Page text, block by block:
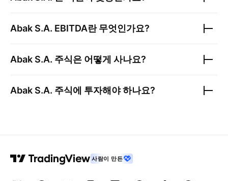
Abak S.A. EBITDA란 무엇인가요?
Abak S.A. 주식은 어떻게 사나요?
Abak S.A. 주식에 투자해야 하나요?
사람이 만든